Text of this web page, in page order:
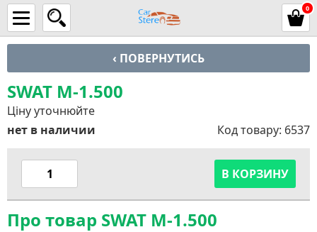
0
‹ ПОВЕРНУТИСЬ
SWAT M-1.500
Ціну уточнюйте
нет в наличии
Код товару: 6537
В КОРЗИНУ
Про товар SWAT M-1.500